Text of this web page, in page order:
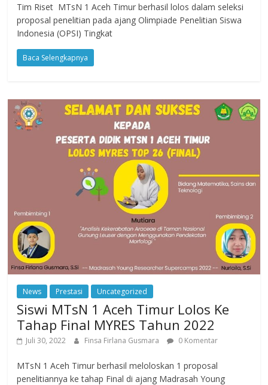
Tim Riset MTsN 1 Aceh Timur berhasil lolos dalam seleksi
proposal penelitian pada ajang Olimpiade Penelitian Siswa
Indonesia (OPSI) Tingkat
Baca Selengkapnya
News Prestasi Uncategorized
Siswi MTsN 1 Aceh Timur Lolos Ke
Tahap Final MYRES Tahun 2022
Juli 30, 2022 Finsa Firlana Gusmara 0 Komentar
MTsN 1 Aceh Timur berhasil meloloskan 1 proposal
penelitiannya ke tahap Final di ajang Madrasah Young